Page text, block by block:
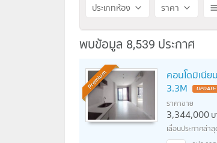
ประเภทห้อง ราคา
พบข้อมูล 8,539 ประกาศ
Premium
คอนโดมิเนีย
3.3M
ราคาขาย
3,344,000